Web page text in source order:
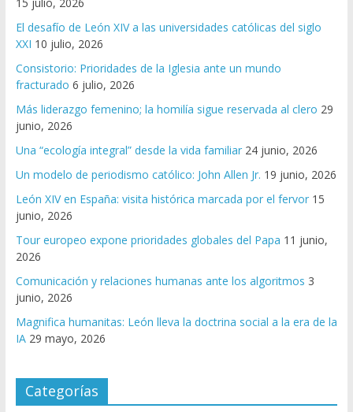
El desafío de León XIV a las universidades católicas del siglo
XXI 10 julio, 2026
Consistorio: Prioridades de la Iglesia ante un mundo
fracturado 6 julio, 2026
Más liderazgo femenino; la homilía sigue reservada al clero 29
junio, 2026
Una “ecología integral” desde la vida familiar 24 junio, 2026
Un modelo de periodismo católico: John Allen Jr. 19 junio, 2026
León XIV en España: visita histórica marcada por el fervor 15
junio, 2026
Tour europeo expone prioridades globales del Papa 11 junio,
2026
Comunicación y relaciones humanas ante los algoritmos 3
junio, 2026
Magnifica humanitas: León lleva la doctrina social a la era de la
IA 29 mayo, 2026
Categorías